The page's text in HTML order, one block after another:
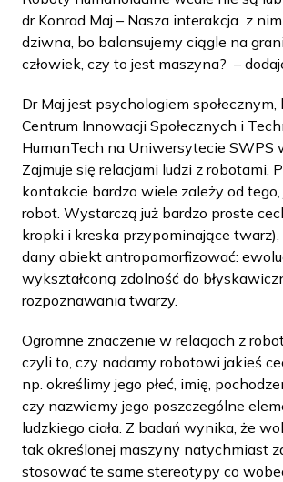
dr Konrad Maj – Nasza interakcja z
dziwna, bo balansujemy ciągle na
człowiek, czy to jest maszyna? –
Dr Maj jest psychologiem
Centrum Innowacji Społecznych i
HumanTech na Uniwersytecie SWPS
Zajmuje się relacjami ludzi z robotami.
kontakcie bardzo wiele zależy od
robot. Wystarczą już bardzo proste
kropki i kreska przypominające
dany obiekt antropomorfizować:
wykształconą zdolność do
rozpoznawania twarzy.
Ogromne znaczenie w relacjach z
czyli to, czy nadamy robotowi jakieś
np. określimy jego płeć, imię,
czy nazwiemy jego poszczególne
ludzkiego ciała. Z badań wynika, że
tak określonej maszyny natychmiast
stosować te same stereotypy co